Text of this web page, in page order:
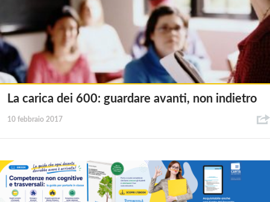
La carica dei 600: guardare avanti, non indietro
10 febbraio 2017